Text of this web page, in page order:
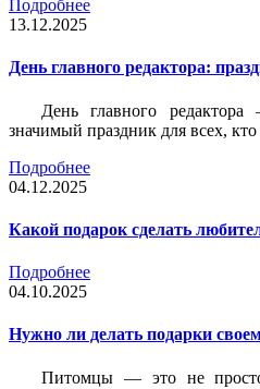
Подробнее
13.12.2025
День главного редактора:
День главного
значимый праздник для всех,
Подробнее
04.12.2025
Какой подарок сделать
Подробнее
04.10.2025
Нужно ли делать подарки
Питомцы — это не